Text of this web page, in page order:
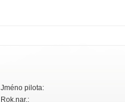
Jméno pilota:
Rok.nar.: